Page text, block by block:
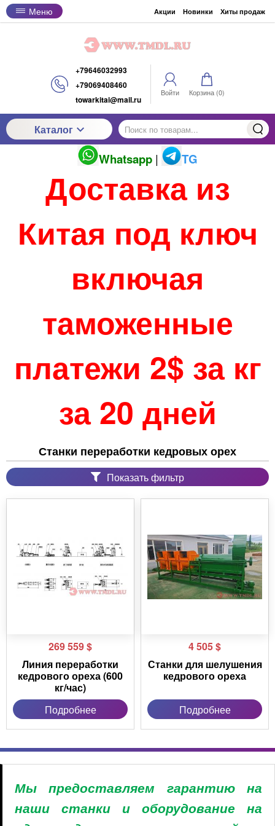
Меню Акции Новинки Хиты продаж
+79646032993
+79069408460
towarkitai@mail.ru
Войти Корзина (0)
Каталог
Whatsapp | TG
Доставка из
Китая под ключ
включая
таможенные
платежи 2$ за кг
за 20 дней
Станки переработки кедровых орех
Показать фильтр
269 559$
Линия переработки
кедрового ореха (600
кг/час)
Подробнее
4 505$
Станки для шелушения
кедрового ореха
Подробнее
Мы предоставляем гарантию на
наши станки и оборудование на